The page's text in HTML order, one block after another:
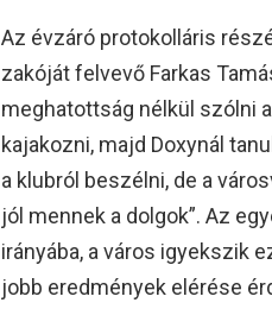
Az évzáró protokolláris
zakóját felvevő Farkas
meghatottság nélkül szólni
kajakozni, majd Doxynál
a klubról beszélni, de a
jól mennek a dolgok”. Az
irányába, a város igyekszik
jobb eredmények elérése